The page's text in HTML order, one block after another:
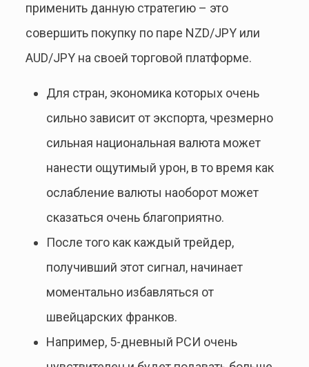
применить данную стратегию – это
совершить покупку по паре NZD/JPY или
AUD/JPY на своей торговой платформе.
Для стран, экономика которых очень
сильно зависит от экспорта, чрезмерно
сильная национальная валюта может
нанести ощутимый урон, в то время как
ослабление валюты наоборот может
сказаться очень благоприятно.
После того как каждый трейдер,
получивший этот сигнал, начинает
моментально избавляться от
швейцарских франков.
Например, 5-дневный РСИ очень